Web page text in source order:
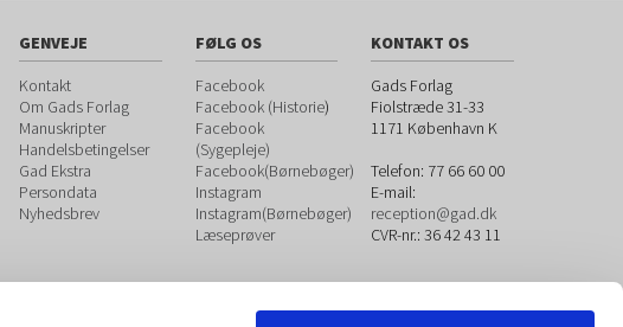
GENVEJE
Kontakt
Om Gads Forlag
Manuskripter
Handelsbetingelser
Gad Ekstra
Persondata
Nyhedsbrev
FØLG OS
Facebook
Facebook (Historie)
Facebook
(Sygepleje)
Facebook(Børnebøger)
Instagram
Instagram(Børnebøger)
Læseprøver
KONTAKT OS
Gads Forlag
Fiolstræde 31-33
1171 København K
Telefon: 77 66 60 00
E-mail:
reception@gad.dk
CVR-nr.: 36 42 43 11